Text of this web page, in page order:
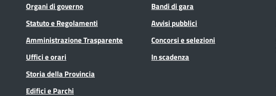
Organi di governo
Statuto e Regolamenti
Amministrazione Trasparente
Uffici e orari
Storia della Provincia
Edifici e Parchi
Bandi di gara
Avvisi pubblici
Concorsi e selezioni
In scadenza